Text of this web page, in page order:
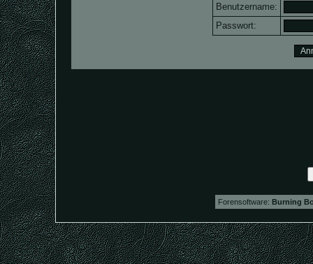
Benutzername:
Passwort:
Forensoftware: Burning